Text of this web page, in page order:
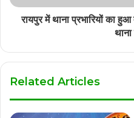
रायपुर में थाना प्रभारियों का हुआ
थाना
Related Articles